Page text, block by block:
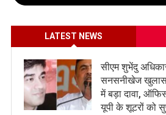
LATEST NEWS
सीएम शुभेंदु
सनसनीखेज
में बड़ा दावा,
यूपी के शूटरों को